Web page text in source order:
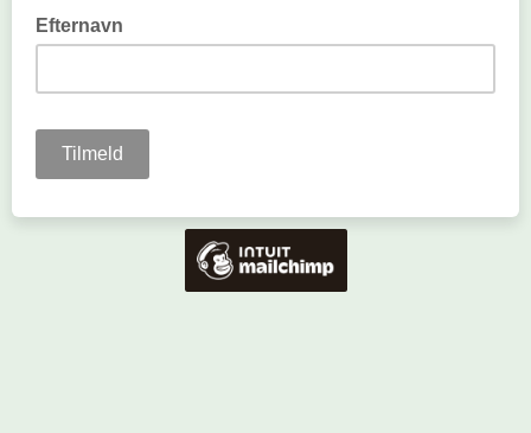
Efternavn